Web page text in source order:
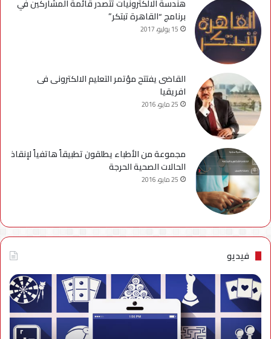
هندسة الالكترونيات تتصدر قائمة المشاركين في
برنامج “القاهرة تبتكر”
15 يوليو، 2017
القاضى يفتتح مؤتمر التعليم الالكترونى فى
افريقيا
25 مايو، 2016
مجموعة من الأطباء يطلقون تطبيقاً هاتفياً لإنقاذ
الحالات الصحية الحرجة
25 مايو، 2016
فيديو
فيديو..
نصائح
للتخلص
من
إزعاج